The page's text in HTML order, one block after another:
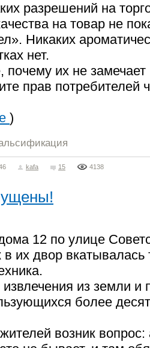
разрешений на
на товар не
Никаких
нет.
почему их не
прав потребителей
)
kafa 15 4138
12 по улице
их двор вкатывалась
из земли и
более
возник